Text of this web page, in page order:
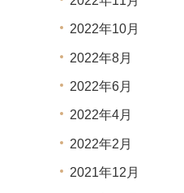
2022年10月
2022年8月
2022年6月
2022年4月
2022年2月
2021年12月